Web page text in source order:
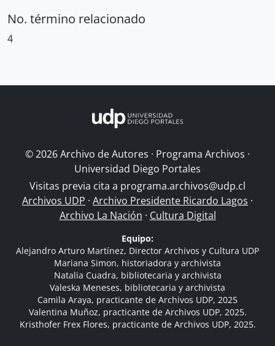
No. término relacionado
4
© 2026 Archivo de Autores · Programa Archivos ·
Universidad Diego Portales
Visitas previa cita a programa.archivos@udp.cl
Archivos UDP · Archivo Presidente Ricardo Lagos ·
Archivo La Nación · Cultura Digital
Equipo:
Alejandro Arturo Martínez, Director Archivos y Cultura UDP
Mariana Simon, historiadora y archivista
Natalia Cuadra, bibliotecaria y archivista
Valeska Meneses, bibliotecaria y archivista
Camila Araya, practicante de Archivos UDP, 2025
Valentina Muñoz, practicante de Archivos UDP, 2025.
Kristhofer Frex Flores, practicante de Archivos UDP, 2025.